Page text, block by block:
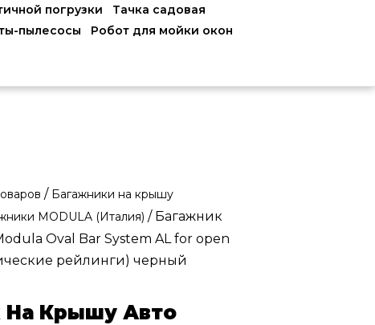
погрузки
Тачка садовая
пылесосы
Робот для мойки окон
/ Багажники на крышу
MODULA (Италия) / Багажник
Oval Bar System AL for open
рейлинги) черный
На Крышу Авто